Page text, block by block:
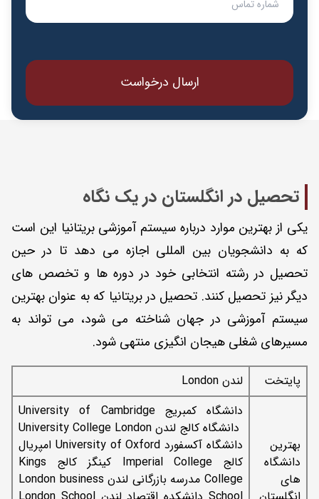
تحصیل در انگلستان در یک نگاه
یکی از بهترین موارد درباره سیستم آموزشی بریتانیا این است
که به دانشجویان بین المللی اجازه می دهد تا در حین
تحصیل در رشته انتخابی خود در دوره ها و تخصص های
دیگر نیز تحصیل کنند. تحصیل در بریتانیا که به عنوان بهترین
سیستم آموزشی در جهان شناخته می شود، می تواند به
مسیرهای شغلی هیجان انگیزی منتهی شود.
پایتخت لندن London
بهترین
دانشگاه
های
دانشگاه کمبریج University of Cambridge
دانشگاه کالج لندن University College London
دانشگاه آکسفورد University of Oxford امپریال
کالج Imperial College کینگز کالج Kings
College مدرسه بازرگانی لندن London business